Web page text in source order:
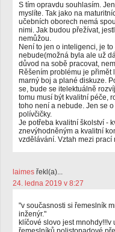
S tím opravdu souhlasím.
myslíte. Tak jako na
učebních oborech nemá
nimi. Jak budou přežívat,
nemůžou.
Není to jen o inteligenci, je
nebude(možná byla ale už
důvod na sobě pracovat,
Rěšením problému je přimět
marný boj a plané diskuze.
se, bude se itelektuálně
tomu musí být kvalitní péče,
toho není a nebude. Jen se
polívčičky.
Je potřeba kvalitní školství -
znevýhodněným a kvalitní
vzdělávání. Vztah mezi prací
laimes řekl(a)...
24. ledna 2019 v 8:27
"v současnosti si řemeslník
inženýr."
klíčové slovo jest